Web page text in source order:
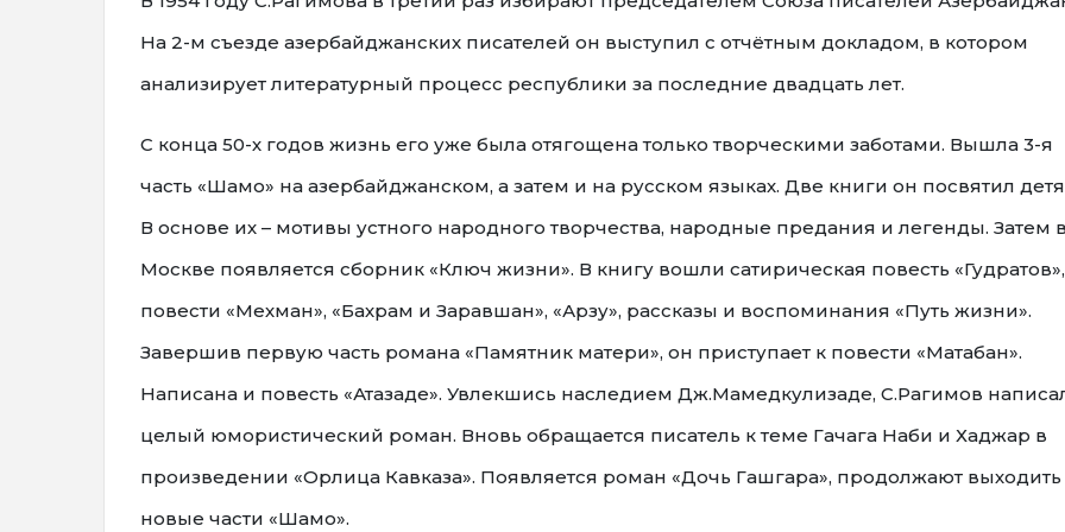
На 2-м съезде азербайджанских писателей он выступил с отчётным докладом, в котором
анализирует литературный процесс республики за последние двадцать лет.
С конца 50-х годов жизнь его уже была отягощена только творческими заботами. Вышла 3-я
часть «Шамо» на азербайджанском, а затем и на русском языках. Две книги он посвятил
В основе их – мотивы устного народного творчества, народные предания и легенды. Затем в
Москве появляется сборник «Ключ жизни». В книгу вошли сатирическая повесть «Гудратов»,
повести «Мехман», «Бахрам и Заравшан», «Арзу», рассказы и воспоминания «Путь жизни».
Завершив первую часть романа «Памятник матери», он приступает к повести «Матабан».
Написана и повесть «Атазаде». Увлекшись наследием Дж.Мамедкулизаде, С.Рагимов
целый юмористический роман. Вновь обращается писатель к теме Гачага Наби и Хаджар в
произведении «Орлица Кавказа». Появляется роман «Дочь Гашгара», продолжают выходить
новые части «Шамо».